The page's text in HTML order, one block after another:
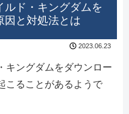
ルド・キングダムを
因と対処法とは
2023.06.23
キングダムをダウンロー
こることがあるようで